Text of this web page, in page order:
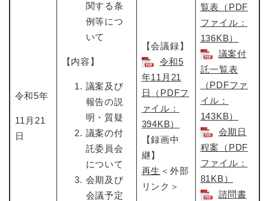
令和5年
11月21
日
関する条
例等につ
いて
【内容】
議案及び
報告の説
明・質疑
議案の付
託委員会
について
会期及び
会議予定
【会議録】
令和5
年11月21
日​（PDFフ
ァイル：
394KB）
【録画中
継】
再生 ＜外部
リンク＞
覧表（PDF
ファイル：
136KB）
議案付
託一覧表
（PDFファ
イル：
143KB）
会期日
程案（PDF
ファイル：
81KB）
諮問書